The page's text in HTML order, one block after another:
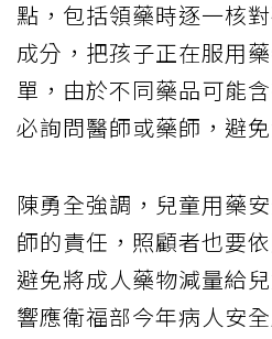
點，包括領藥時逐一核
成分，把孩子正在服用
單，由於不同藥品可能
必詢問醫師或藥師，避
陳勇全強調，兒童用藥
師的責任，照顧者也要
避免將成人藥物減量給
響應衛福部今年病人安